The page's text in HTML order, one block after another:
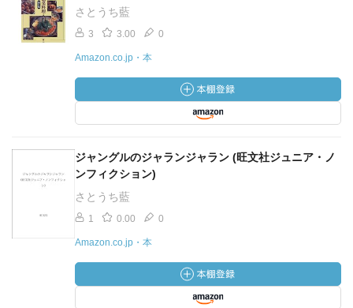
さとうち藍
3 3.00 0
Amazon.co.jp・本
ジャングルのジャランジャラン (旺文社ジュニア・ノ
ンフィクション)
さとうち藍
1 0.00 0
Amazon.co.jp・本